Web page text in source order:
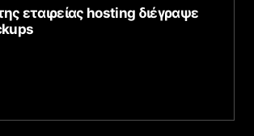
εταιρείας hosting διέγραψε